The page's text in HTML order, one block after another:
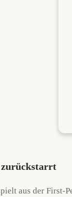
zurückstarrt
aus der First-